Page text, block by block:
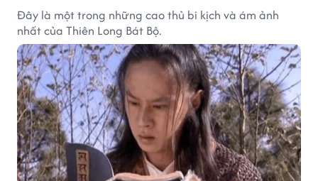
Đây là một trong những cao thủ bi kịch và ám ảnh
nhất của Thiên Long Bát Bộ.